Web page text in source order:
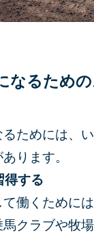
なるため
ためには、
ります。
得する
働くために
クラブや牧